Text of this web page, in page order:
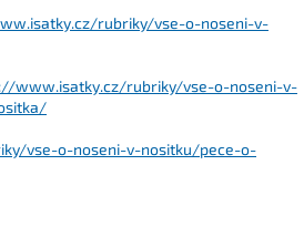
rubriky/vse-o-noseni-v-
www.isatky.cz/rubriky/vse-o-noseni-v-
vse-o-noseni-v-nositku/pece-o-